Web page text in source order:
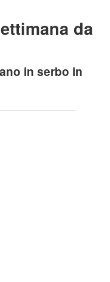
da
in serbo in